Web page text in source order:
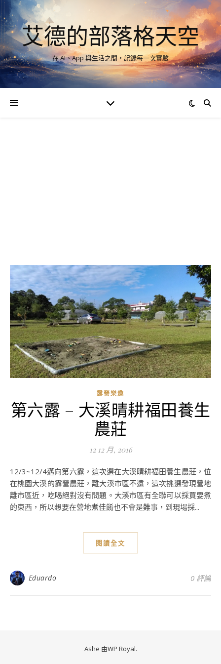
艾德的部落格天空
在 AI、App 與生活之間，記錄每一次實驗
露營樂趣
第六露 – 大溪晴耕福田養生
農莊
12 12 月, 2016
12/3~12/4邁向第六露，這次選在大溪晴耕福田養生農莊，位
在桃園大溪的露營農莊，離大溪市區不遠，這次挑選發現營地
離市區近，吃喝絕對沒有問題。大溪市區有全聯可以採買要煮
的東西，所以想要在營地煮佳餚也不會是難事，到現場採...
閱讀全文
Eduardo 0 評論
Ashe 由WP Royal.